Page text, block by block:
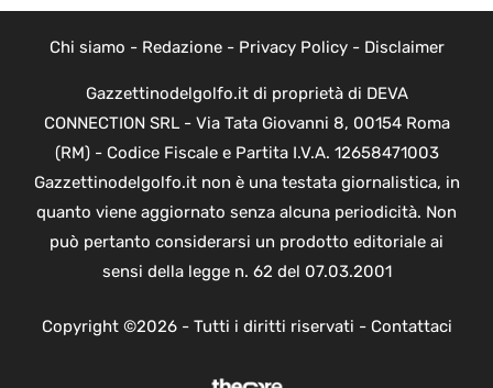
Chi siamo - Redazione- Privacy Policy- Disclaimer
Gazzettinodelgolfo.it di proprietà di DEVA
CONNECTION SRL - Via Tata Giovanni 8, 00154 Roma
(RM) - Codice Fiscale e Partita I.V.A. 12658471003
Gazzettinodelgolfo.it non è una testata giornalistica, in
quanto viene aggiornato senza alcuna periodicità. Non
può pertanto considerarsi un prodotto editoriale ai
sensi della legge n. 62 del 07.03.2001
Copyright ©2026 - Tutti i diritti riservati - Contattaci